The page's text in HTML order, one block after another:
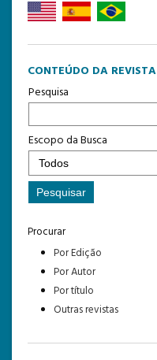
CONTEÚDO DA REVISTA
Pesquisa
Escopo da Busca
Procurar
Por Edição
Por Autor
Por título
Outras revistas